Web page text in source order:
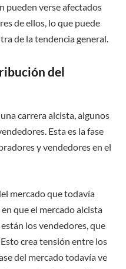
pueden verse afectados
de ellos, lo que puede
de la tendencia general.
del
carrera alcista, algunos
Esta es la fase
y vendedores en el
mercado que todavía
que el mercado alcista
los vendedores, que
crea tensión entre los
del mercado todavía ve